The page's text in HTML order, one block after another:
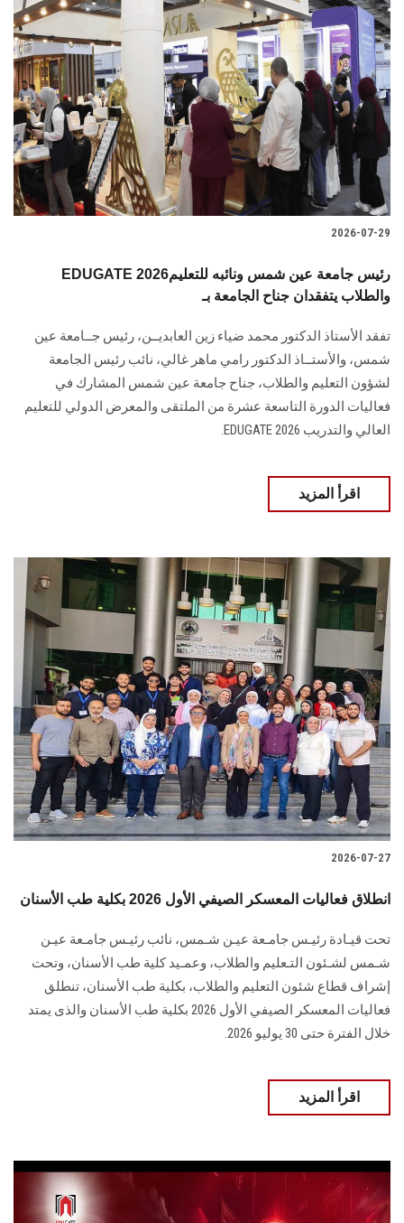
2026-07-29
EDUGATE 2026رئيس جامعة عين شمس ونائبه للتعليم
والطلاب يتفقدان جناح الجامعة بـ
تفقد الأستاذ الدكتور محمد ضياء زين العابديــن، رئيس جــامعة عين
شمس، والأستــاذ الدكتور رامي ماهر غالي، نائب رئيس الجامعة
لشؤون التعليم والطلاب، جناح جامعة عين شمس المشارك في
فعاليات الدورة التاسعة عشرة من الملتقى والمعرض الدولي للتعليم
العالي والتدريب EDUGATE 2026.
اقرأ المزيد
2026-07-27
انطلاق فعاليات المعسكر الصيفي الأول 2026 بكلية طب الأسنان
تحت قيـادة رئيـس جامـعة عيـن شـمس، نائب رئيـس جامـعة عيـن
شـمس لشـئون التـعليم والطلاب، وعمـيد كلية طب الأسنان، وتحت
إشراف قطاع شئون التعليم والطلاب، بكلية طب الأسنان، تنطلق
فعاليات المعسكر الصيفي الأول 2026 بكلية طب الأسنان والذى يمتد
خلال الفترة حتى 30 يوليو 2026.
اقرأ المزيد